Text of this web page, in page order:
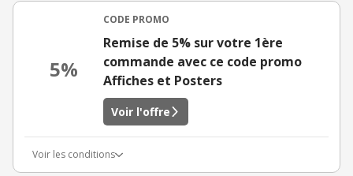
5%
CODE PROMO
Remise de 5% sur votre 1ère
commande avec ce code promo
Affiches et Posters
Voir l'offre
Voir les conditions